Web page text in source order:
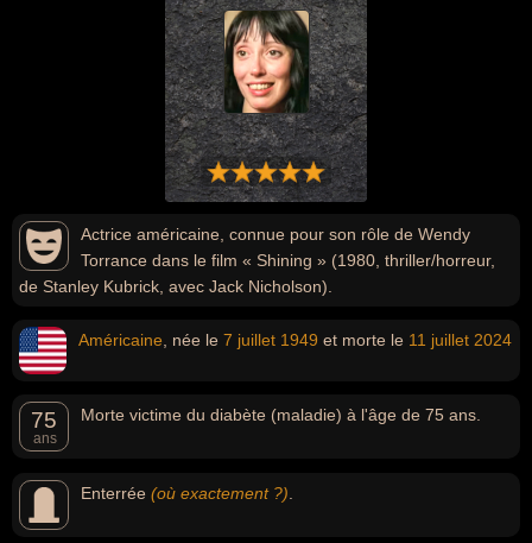
Actrice américaine, connue pour son rôle de Wendy
Torrance dans le film « Shining » (1980, thriller/horreur,
de Stanley Kubrick, avec Jack Nicholson).
Américaine , née le 7 juillet 1949 et morte le 11 juillet 2024
75
ans
Morte victime du diabète (maladie) à l'âge de 75 ans.
Enterrée (où exactement ?)